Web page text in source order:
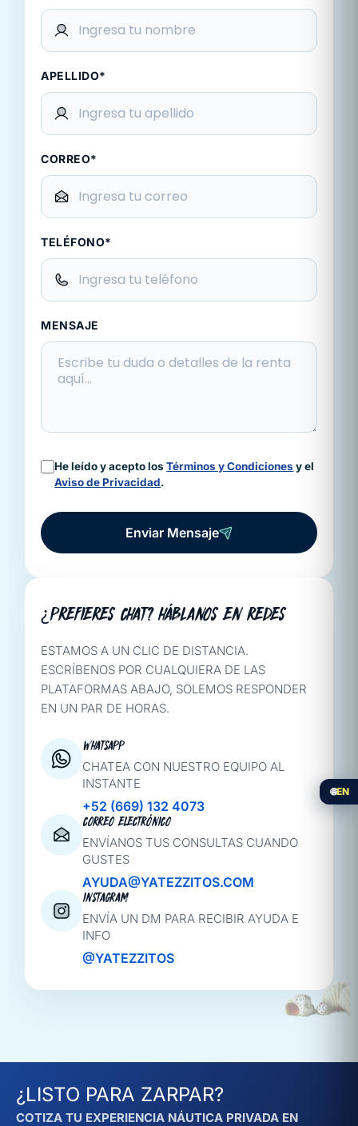
APELLIDO*
CORREO*
TELÉFONO*
MENSAJE
He leído y acepto losTérminos y Condiciones y el
Aviso de Privacidad.
Enviar Mensaje
¿PREFIERES CHAT? HÁBLANOS EN REDES
ESTAMOS A UN CLIC DE DISTANCIA.
ESCRÍBENOS POR CUALQUIERA DE LAS
PLATAFORMAS ABAJO, SOLEMOS RESPONDER
EN UN PAR DE HORAS.
WHATSAPP
CHATEA CON NUESTRO EQUIPO AL
INSTANTE
+52 (669) 132 4073
CORREO ELECTRÓNICO
ENVÍANOS TUS CONSULTAS CUANDO
GUSTES
AYUDA@YATEZZITOS.COM
INSTAGRAM
ENVÍA UN DM PARA RECIBIR AYUDA E
INFO
@YATEZZITOS
¿LISTO PARA ZARPAR?
COTIZA TU EXPERIENCIA NÁUTICA PRIVADA EN
🌐EN